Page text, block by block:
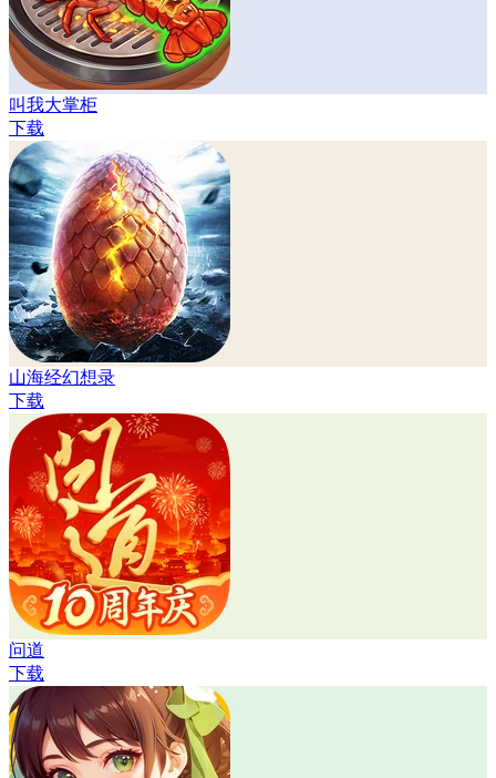
叫我大掌柜
下载
山海经幻想录
下载
问道
下载